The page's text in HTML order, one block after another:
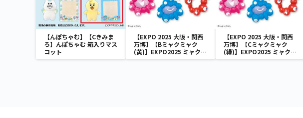
【んぽちゃむ】【Cきみま
ろ】んぽちゃむ 箱入りマス
コット
【EXPO 2025 大阪・関西
万博】【Bミャクミャク
(黄)】EXPO2025 ミャクミ
ャク カラフルスクイーズマ
【EXPO 2025 大阪・関西
万博】【Cミャクミャク
(緑)】EXPO2025 ミャクミ
ャク カラフルスクイーズマ